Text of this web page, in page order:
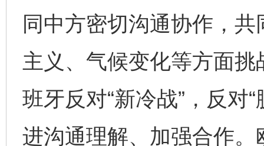
同中方密切沟通协作，
主义、气候变化等方面
班牙反对“新冷战”，反对
进沟通理解、加强合作